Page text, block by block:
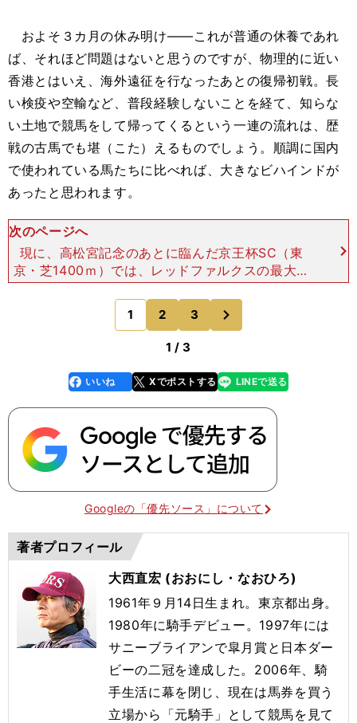
およそ３カ月の休み明け――これが普通の休養であれ
ば、それほど問題はないと思うのですが、物理的に近い
香港とはいえ、海外遠征を行なったあとの復帰初戦。長
い検疫や空輸など、普段経験しないことを経て、知らな
い土地で競馬をして帰ってくるという一連の流れは、歴
戦の古馬でも堪（こた）えるものでしょう。順調に国内
で使われている馬たちに比べれば、大きなビハインドが
あったと思われます。
次のページへ
現に、高松宮記念のあとに臨んだ京王杯SC（東
京・芝1400ｍ）では、レッドファルクスの最大の
武器である目の覚めるような決め手を見せて、見事
な勝利を挙げています。これこそ、この馬本来の姿
だったと言えるの
1 2 3
1 / 3
faceboo
k
いいね Xでポストする
line LINEで送る
Googleの「優先ソース」について
著者プロフィール
大西直宏 (おおにし・なおひろ)
1961年９月14日生まれ。東京都出身。
1980年に騎手デビュー。1997年には
サニーブライアンで皐月賞と日本ダー
ビーの二冠を達成した。2006年、騎
手生活に幕を閉じ、現在は馬券を買う
立場から「元騎手」として競馬を見て